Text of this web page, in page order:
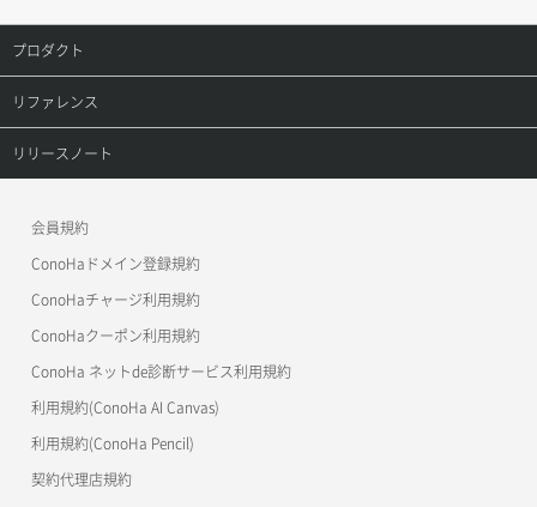
ポートデタッチ
ボリュームアタッチ
ボリュームデタッチ
レコード更新
レコード詳細取得
プロダクト
プロダクトトップ
ConoHa VPS(Ver.3.0)
ConoHa for GAME
リファレンス
リファレンストップ
OpenStack CLI
Terraform
s3cmd
公開API(ConoHa VPS Ver.2.0)
リリースノート
会員規約
ConoHaドメイン登録規約
ConoHaチャージ利用規約
ConoHaクーポン利用規約
ConoHa ネットde診断サービス利用規約
利用規約(ConoHa AI Canvas)
利用規約(ConoHa Pencil)
契約代理店規約